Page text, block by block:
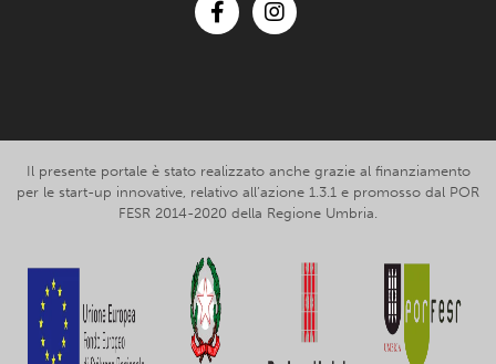
Il presente portale è stato realizzato anche grazie al finanziamento
per le start-up innovative, relativo all’azione 1.3.1 e promosso dal POR
FESR 2014-2020 della Regione Umbria.